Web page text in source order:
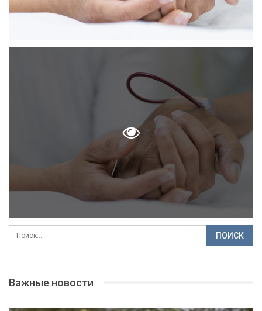
Важные новости